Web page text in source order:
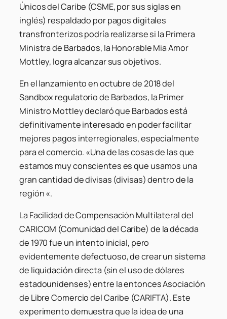
Únicos del Caribe (CSME, por sus siglas en
inglés) respaldado por pagos digitales
transfronterizos podría realizarse si la Primera
Ministra de Barbados, la Honorable Mia Amor
Mottley, logra alcanzar sus objetivos.
En el lanzamiento en octubre de 2018 del
Sandbox regulatorio de Barbados, la Primer
Ministro Mottley declaró que Barbados está
definitivamente interesado en poder facilitar
mejores pagos interregionales, especialmente
para el comercio. «Una de las cosas de las que
estamos muy conscientes es que usamos una
gran cantidad de divisas (divisas) dentro de la
región «.
La Facilidad de Compensación Multilateral del
CARICOM (Comunidad del Caribe) de la década
de 1970 fue un intento inicial, pero
evidentemente defectuoso, de crear un sistema
de liquidación directa (sin el uso de dólares
estadounidenses) entre la entonces Asociación
de Libre Comercio del Caribe (CARIFTA). Este
experimento demuestra que la idea de una